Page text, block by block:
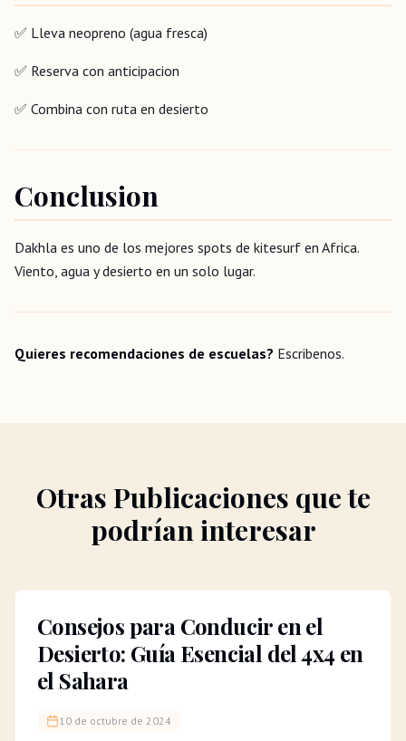
✅ Lleva neopreno (agua fresca)
✅ Reserva con anticipacion
✅ Combina con ruta en desierto
Conclusion
Dakhla es uno de los mejores spots de kitesurf en Africa.
Viento, agua y desierto en un solo lugar.
Quieres recomendaciones de escuelas? Escribenos.
Otras Publicaciones que te
podrían interesar
Consejos para Conducir en el
Desierto: Guía Esencial del 4x4 en
el Sahara
10 de octubre de 2024